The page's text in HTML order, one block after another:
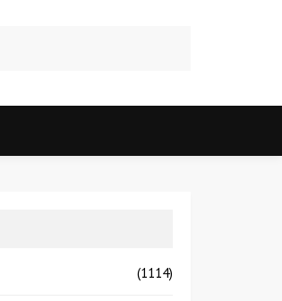
(1114)